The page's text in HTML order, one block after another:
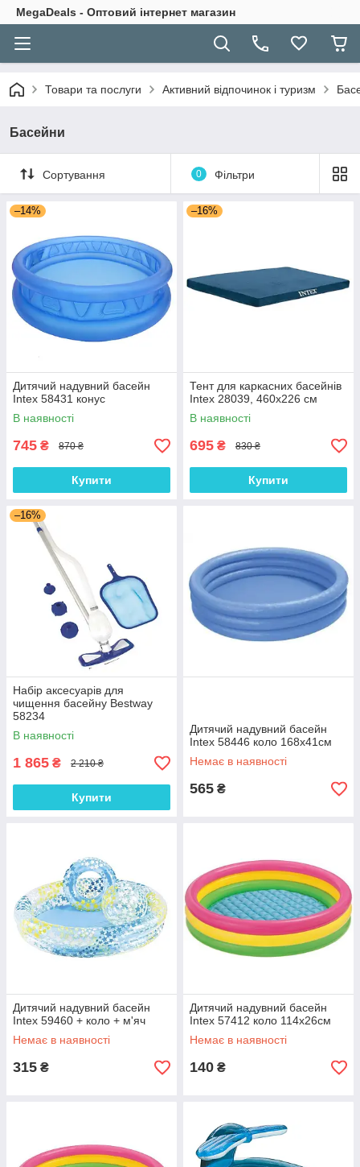
MegaDeals - Оптовий інтернет магазин
Товари та послуги Активний відпочинок і туризм
Басейни
Сортування 0 Фільтри
–14%
Дитячий надувний басейн
Intex 58431 конус
В наявності
745 ₴ 870 ₴
Купити
–16%
Тент для каркасних басейнів
Intex 28039, 460х226 см
В наявності
695 ₴ 830 ₴
Купити
–16%
Набір аксесуарів для
чищення басейну Bestway
58234
В наявності
1 865 ₴ 2 210 ₴
Купити
Дитячий надувний басейн
Intex 58446 коло 168х41см
Немає в наявності
565 ₴
Дитячий надувний басейн
Intex 59460 + коло + м'яч
Немає в наявності
315 ₴
Дитячий надувний басейн
Intex 57412 коло 114х26см
Немає в наявності
140 ₴